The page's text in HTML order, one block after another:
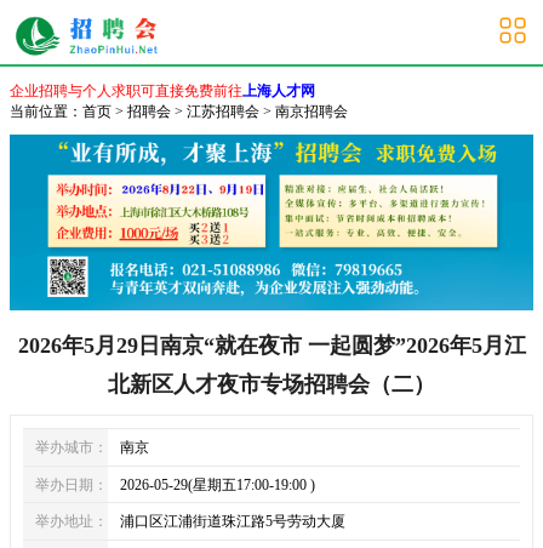
南京招聘会
企业招聘与个人求职可直接免费前往上海人才网
当前位置： 首页 > 招聘会 > 江苏招聘会 > 南京招聘会
2026年5月29日南京“就在夜市 一起圆梦”2026年5月江
北新区人才夜市专场招聘会（二）
举办城市： 南京
举办日期： 2026-05-29(星期五17:00-19:00 )
举办地址： 浦口区江浦街道珠江路5号劳动大厦